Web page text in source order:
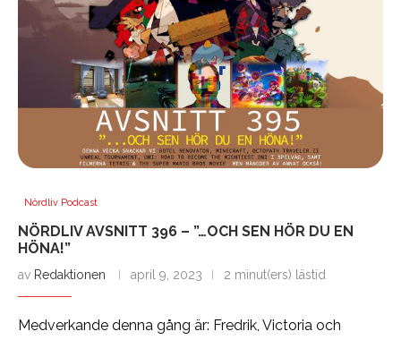
Nördliv Podcast
NÖRDLIV AVSNITT 396 – ”…OCH SEN HÖR DU EN
HÖNA!”
av Redaktionen april 9, 2023 2 minut(ers) lästid
Medverkande denna gång är: Fredrik, Victoria och